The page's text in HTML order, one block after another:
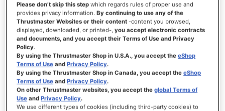
ANMELDEN
Passwort vergessen?
Please don’t skip this step which regards rules of proper use and
provides privacy information.By continuing to use any of the
Thrustmaster Websites or their content -content you browsed,
displayed, downloaded, or printed-,you accept electronic contracts
and documents, and you accept their Terms of Use and Privacy
Policy.
By using the Thrustmaster Shop in U.S.A., you accept theeShop
Terms of Use andPrivacy Policy.
By using the Thrustmaster Shop in Canada, you accept theeShop
Terms of Use andPrivacy Policy.
On other Thrustmaster websites, you accept theglobal Terms of
Use andPrivacy Policy.
We use different types of cookies (including third-party cookies) to